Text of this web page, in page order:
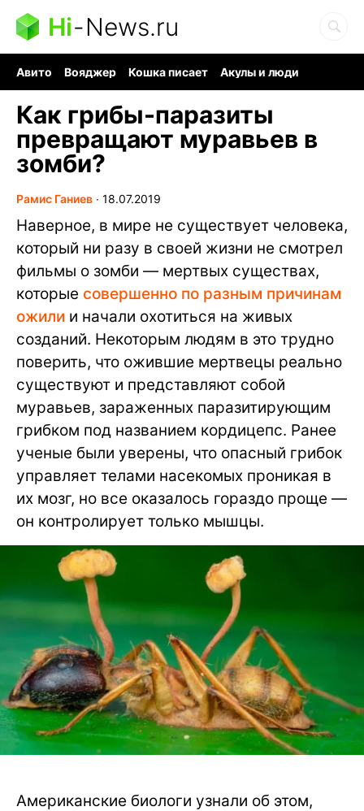
Hi-News.ru
Авито Вояджер Кошка писает
Акулы и люди
Как грибы-паразиты
превращают муравьев в
зомби?
Рамис Ганиев ∙ 18.07.2019
Наверное, в мире не существует человека,
который ни разу в своей жизни не смотрел
фильмы о зомби — мертвых существах,
которые совершенно по разным причинам
ожили и начали охотиться на живых
созданий. Некоторым людям в это трудно
поверить, что ожившие мертвецы реально
существуют и представляют собой
муравьев, зараженных паразитирующим
грибком под названием кордицепс. Ранее
ученые были уверены, что опасный грибок
управляет телами насекомых проникая в
их мозг, но все оказалось гораздо проще —
он контролирует только мышцы.
Американские биологи узнали об этом,